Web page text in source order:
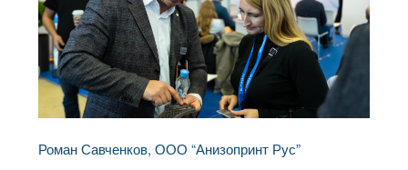
Роман Савченков, ООО “Анизопринт Рус”